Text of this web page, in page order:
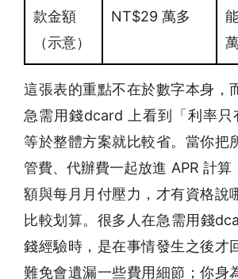
款金額
（示意）
NT$29 萬多
這張表的重點不在於數字本身，
急需用錢dcard 上看到「利率只
等於整體方案就比較省。當你把
管費、代辦費一起放進 APR 計算
額與每月月付壓力，才有資格說
比較划算。很多人在急需用錢
錢經驗時，是在事情發生之後才
難免會遺漏一些費用細節；你身